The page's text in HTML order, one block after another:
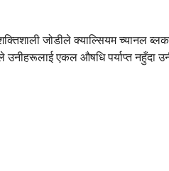
जोडीले क्याल्सियम च्यानल
एकल औषधि पर्याप्त नहुँदा